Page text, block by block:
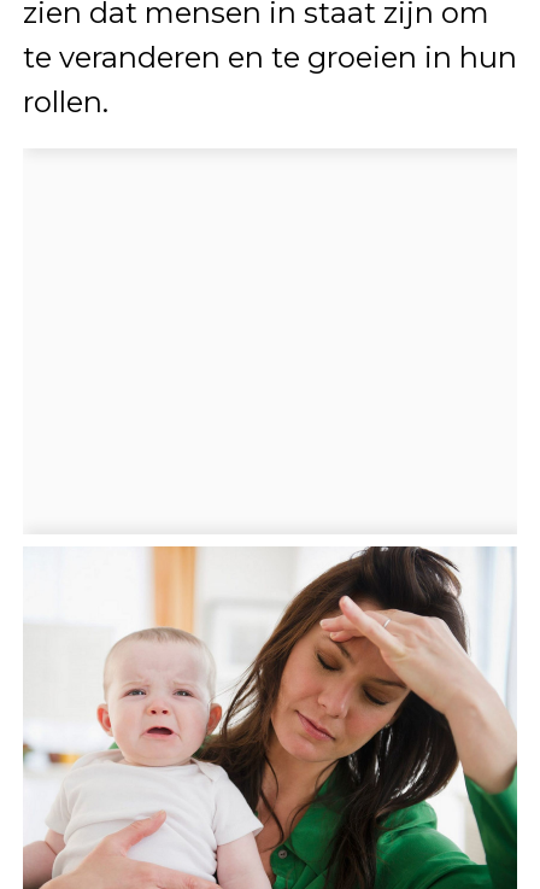
zien dat mensen in staat zijn om
te veranderen en te groeien in hun
rollen.